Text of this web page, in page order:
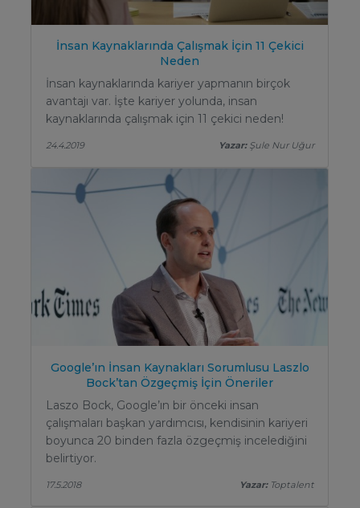
İnsan Kaynaklarında Çalışmak İçin 11 Çekici
Neden
İnsan kaynaklarında kariyer yapmanın birçok
avantajı var. İşte kariyer yolunda, insan
kaynaklarında çalışmak için 11 çekici neden!
Yazar:Şule Nur Uğur
24.4.2019
Google’ın İnsan Kaynakları Sorumlusu Laszlo
Bock’tan Özgeçmiş İçin Öneriler
Laszo Bock, Google’ın bir önceki insan
çalışmaları başkan yardımcısı, kendisinin kariyeri
boyunca 20 binden fazla özgeçmiş incelediğini
belirtiyor.
Yazar:Toptalent
17.5.2018